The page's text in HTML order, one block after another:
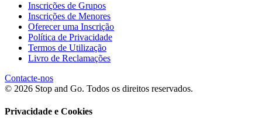
Inscrições de Grupos
Inscrições de Menores
Oferecer uma Inscrição
Política de Privacidade
Termos de Utilização
Livro de Reclamações
Contacte-nos
© 2026 Stop and Go. Todos os direitos reservados.
Privacidade e Cookies